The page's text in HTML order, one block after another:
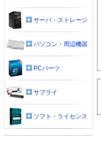
サーバ・ストレージ
パソコン・周辺機器
PCパーツ
サプライ
ソフト・ライセンス